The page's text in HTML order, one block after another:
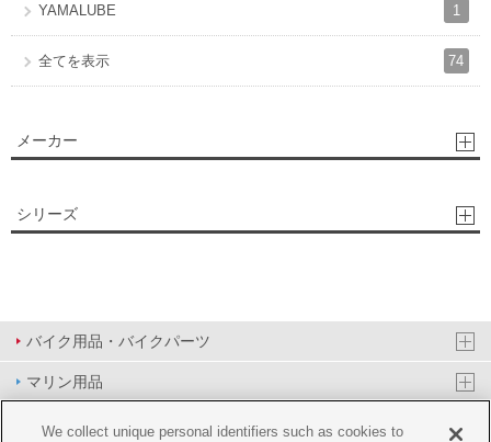
YAMALUBE 1
全てを表示 74
メーカー
シリーズ
バイク用品・バイクパーツ
マリン用品
PAS/YPJ用品
We collect unique personal identifiers such as cookies to